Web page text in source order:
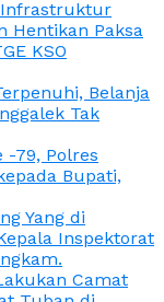
Infrastruktur
Hentikan Paksa
KSO
Belanja
Tak
-79, Polres
Bupati,
Yang di
Inspektorat
Camat